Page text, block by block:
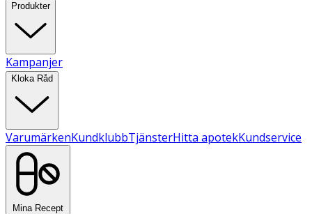
Produkter
Kampanjer
Kloka Råd
VarumärkenKundklubbTjänsterHitta apotekKundservice
Mina Recept